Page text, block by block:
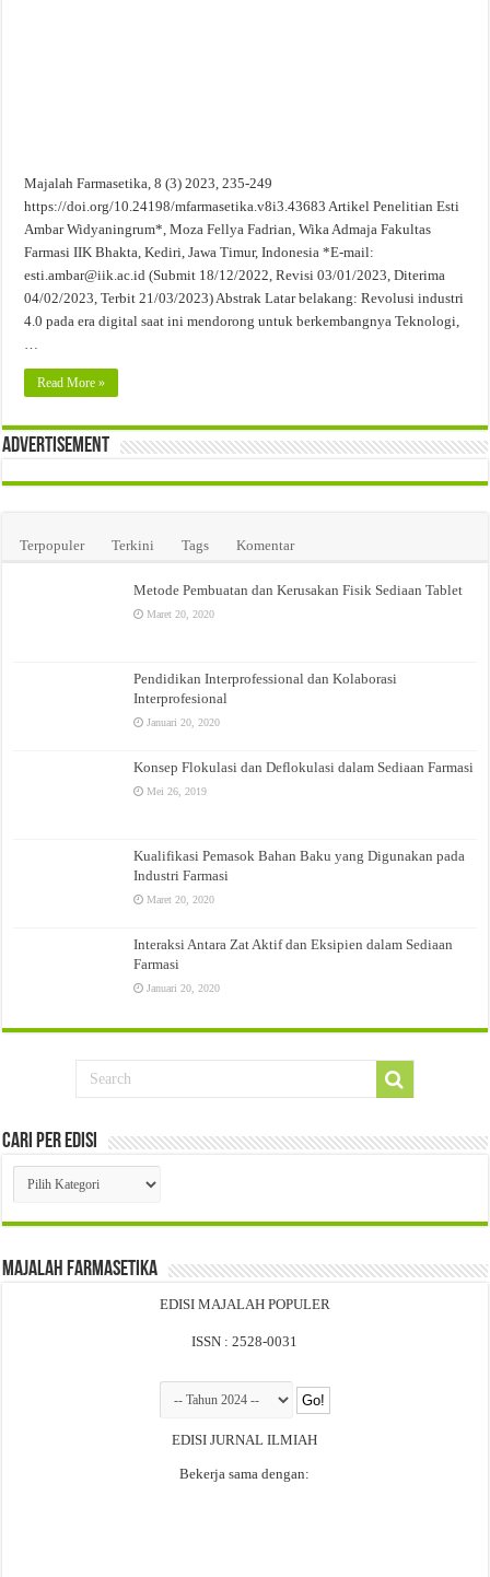
Majalah Farmasetika, 8 (3) 2023, 235-249
https://doi.org/10.24198/mfarmasetika.v8i3.43683 Artikel Penelitian Esti
Ambar Widyaningrum*, Moza Fellya Fadrian, Wika Admaja Fakultas
Farmasi IIK Bhakta, Kediri, Jawa Timur, Indonesia *E-mail:
esti.ambar@iik.ac.id (Submit 18/12/2022, Revisi 03/01/2023, Diterima
04/02/2023, Terbit 21/03/2023) Abstrak Latar belakang: Revolusi industri
4.0 pada era digital saat ini mendorong untuk berkembangnya Teknologi,
Read More »
Advertisement
Terpopuler Terkini Tags Komentar
Metode Pembuatan dan Kerusakan Fisik Sediaan Tablet
Maret 20, 2020
Pendidikan Interprofessional dan Kolaborasi
Interprofesional
Januari 20, 2020
Konsep Flokulasi dan Deflokulasi dalam Sediaan Farmasi
Mei 26, 2019
Kualifikasi Pemasok Bahan Baku yang Digunakan pada
Industri Farmasi
Maret 20, 2020
Interaksi Antara Zat Aktif dan Eksipien dalam Sediaan
Farmasi
Januari 20, 2020
Cari Per Edisi
Cari
Per
Majalah Farmasetika
EDISI MAJALAH POPULER
ISSN : 2528-0031
EDISI JURNAL ILMIAH
Bekerja sama dengan: